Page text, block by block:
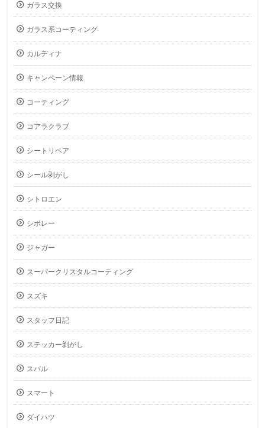
ガラス交換
ガラス系コーティング
カルディナ
キャンペーン情報
コーティング
コアラクラブ
シートリペア
シール剥がし
シトロエン
シボレー
ジャガー
スーパークリスタルコーティング
スズキ
スタッフ日記
ステッカー剝がし
スバル
スマート
ダイハツ